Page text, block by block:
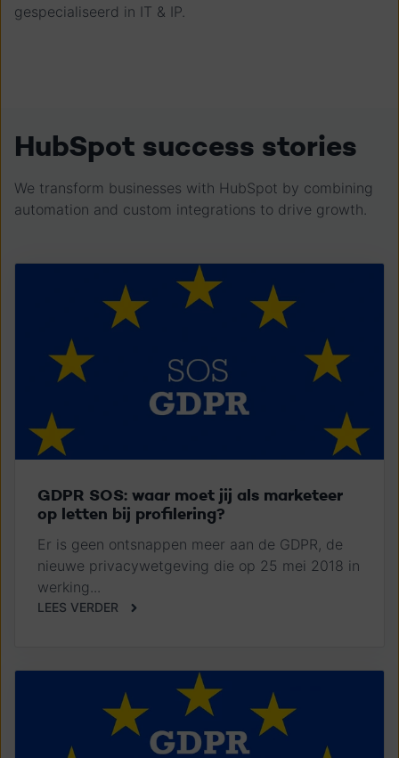
gespecialiseerd in IT & IP.
HubSpot success stories
We transform businesses with HubSpot by combining
automation and custom integrations to drive growth.
GDPR SOS: waar moet jij als marketeer
op letten bij profilering?
Er is geen ontsnappen meer aan de GDPR, de
nieuwe privacywetgeving die op 25 mei 2018 in
werking...
LEES VERDER